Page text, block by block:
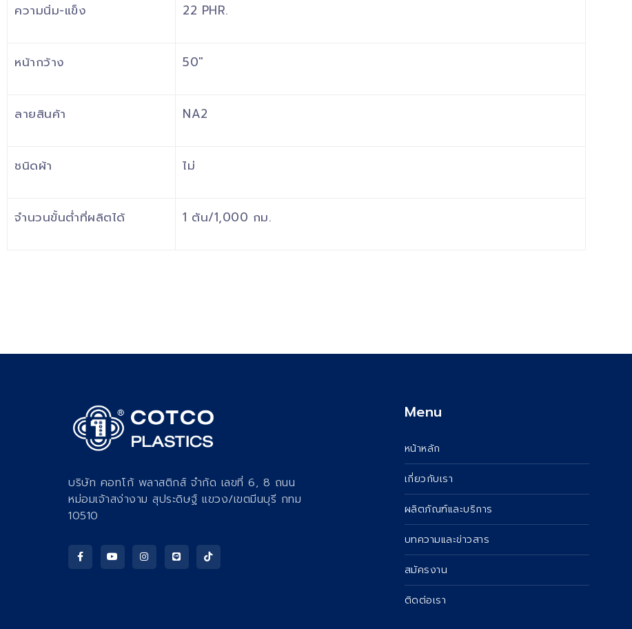
ความนิ่ม-แข็ง 22 PHR.
หน้ากว้าง 50″
ลายสินค้า NA2
ชนิดผ้า ไม่
จำนวนขั้นต่ำที่ผลิตได้ 1 ตัน/1,000 กม.
บริษัท คอทโก้ พลาสติกส์ จำกัด เลขที่ 6, 8 ถนน
หม่อมเจ้าสง่างาม สุประดิษฐ์ แขวง/เขตมีนบุรี กทม
10510
Menu
หน้าหลัก
เกี่ยวกับเรา
ผลิตภัณฑ์และบริการ
บทความและข่าวสาร
สมัครงาน
ติดต่อเรา